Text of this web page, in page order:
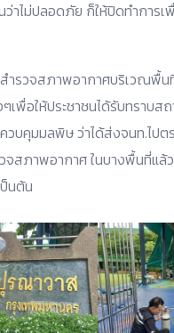
าไม่ปลอดภัย ก็ให้ปิดทำการเ
ำรวจสภาพอากาศบริเวณพื้
เพื่อให้ประชาชนได้รับทราบ
วบคุมมลพิษ ว่าได้ส่งจนท.ไป
จสภาพอากาศ ในบางพื้นที่แล้
นต้น